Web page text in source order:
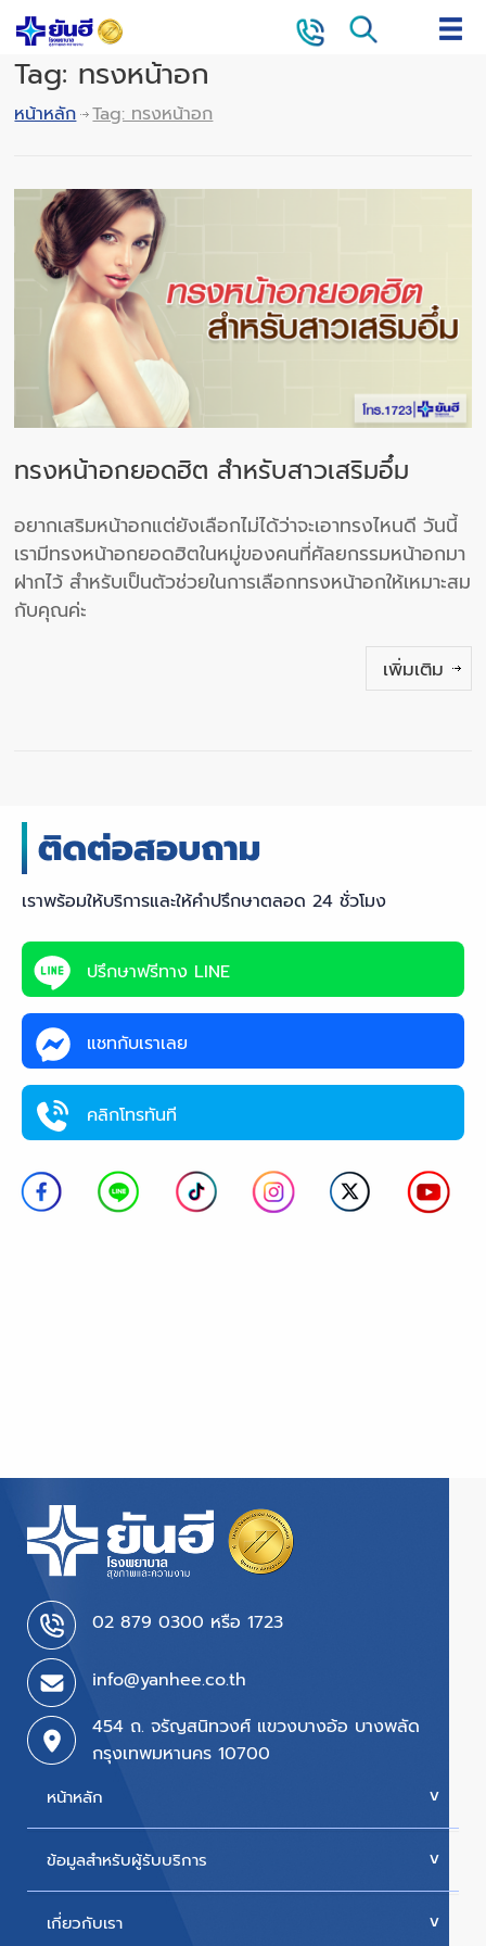
Tag: ทรงหน้าอก
หน้าหลัก Tag: ทรงหน้าอก
ทรงหน้าอกยอดฮิต สำหรับสาวเสริมอึ๋ม
อยากเสริมหน้าอกแต่ยังเลือกไม่ได้ว่าจะเอาทรงไหนดี วันนี้
เรามีทรงหน้าอกยอดฮิตในหมู่ของคนที่ศัลยกรรมหน้าอกมา
ฝากไว้ สำหรับเป็นตัวช่วยในการเลือกทรงหน้าอกให้เหมาะสม
กับคุณค่ะ
เพิ่มเติม
เราพร้อมให้บริการและให้คำปรึกษาตลอด 24 ชั่วโมง
ปรึกษาฟรีทาง LINE
แชทกับเราเลย
คลิกโทรทันที
02 879 0300 หรือ 1723
info@yanhee.co.th
454 ถ. จรัญสนิทวงศ์ แขวงบางอ้อ บางพลัด
กรุงเทพมหานคร 10700
หน้าหลัก
บริการของเรา
ข้อมูลสำหรับผู้รับบริการ
นัดหมายแพทย์
เกี่ยวกับเรา